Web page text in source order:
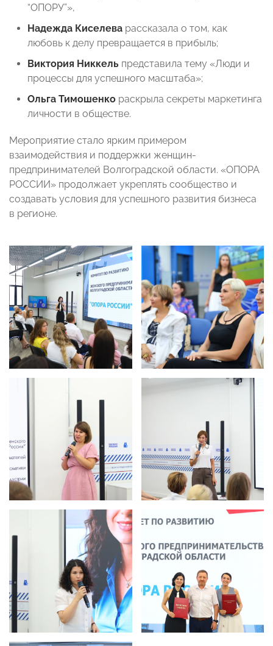
“ОПОРУ”»,
Надежда Киселева рассказала о том, как
любовь к делу превращается в прибыль;
Виктория Никкель представила тему «Люди и
процессы для успешного масштаба»;
Ольга Тимошенко раскрыла секреты маркетинга
личности в обществе.
Мероприятие стало ярким примером
взаимодействия и поддержки женщин-
предпринимателей Волгоградской области. «ОПОРА
РОССИИ» продолжает укреплять сообщество и
создавать условия для успешного развития бизнеса
в регионе.